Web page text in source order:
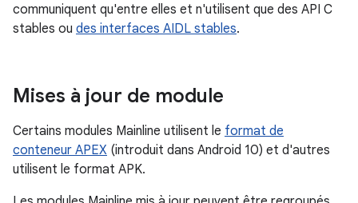
communiquent qu'entre elles et n'utilisent que des API C
stables ou des interfaces AIDL stables.
Mises à jour de module
Certains modules Mainline utilisent le format de
conteneur APEX (introduit dans Android 10) et d'autres
utilisent le format APK.